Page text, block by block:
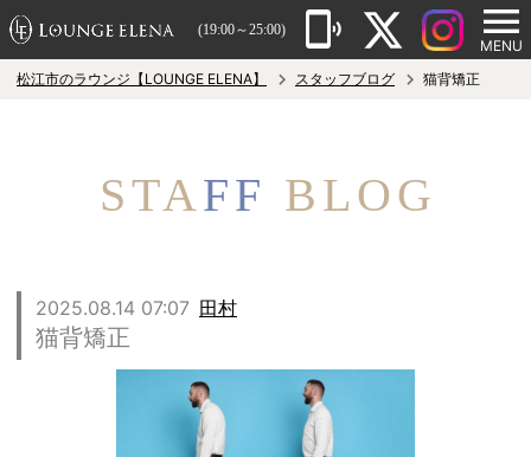
MENU
(19:00～25:00)
松江市のラウンジ【LOUNGE ELENA】 スタッフブログ 猫背矯正
STAFF BLOG
2025.08.14 07:07 田村
猫背矯正